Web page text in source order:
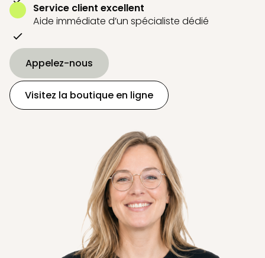
Service client excellent
Aide immédiate d’un spécialiste dédié
Appelez-nous
Visitez la boutique en ligne